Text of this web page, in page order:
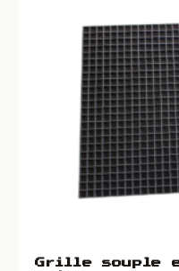
Grille souple